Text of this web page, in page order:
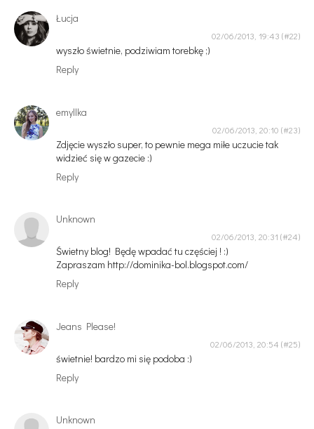
Łucja
02/06/2013, 19:43
wyszło świetnie, podziwiam torebkę ;)
Reply
emyllka
02/06/2013, 20:10
Zdjęcie wyszło super, to pewnie mega miłe uczucie tak
widzieć się w gazecie :)
Reply
Unknown
02/06/2013, 20:31
Świetny blog! Będę wpadać tu częściej ! :)
Zapraszam http://dominika-bol.blogspot.com/
Reply
Jeans Please!
02/06/2013, 20:54
świetnie! bardzo mi się podoba :)
Reply
Unknown